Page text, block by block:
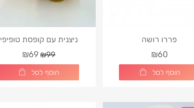
פררו רושה
₪60
הוסף לסל
ניצנית עם קופסת טופיפי
₪99
₪69
הוסף לסל